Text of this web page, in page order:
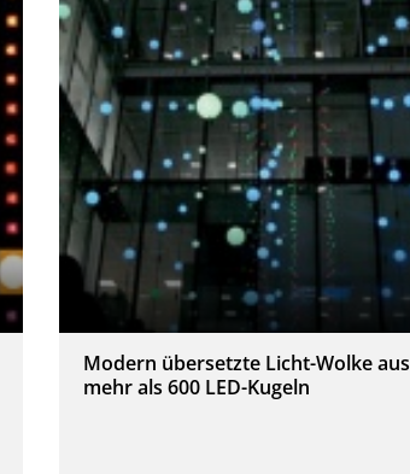
Modern übersetzte Licht-Wolke aus
mehr als 600 LED-Kugeln